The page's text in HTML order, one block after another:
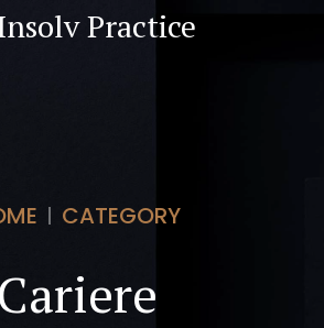
Practice
CATEGORY
Cariere